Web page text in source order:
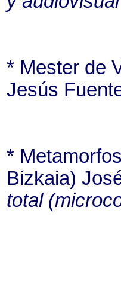
* Mester de
Jesús
*
Bizkaia)
total